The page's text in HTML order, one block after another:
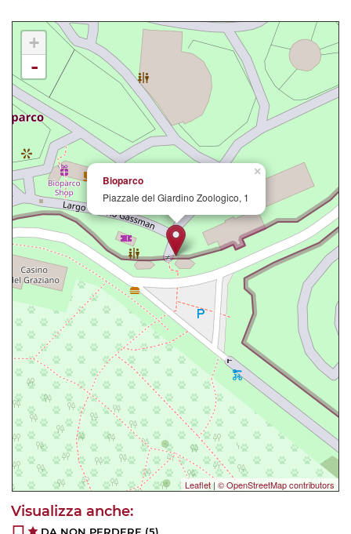
×
Bioparco
Piazzale del Giardino Zoologico, 1
+
-
Leaflet | © OpenStreetMap contributors